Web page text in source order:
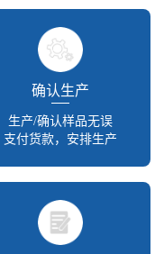
确认生产
生产/确认样品无误
支付货款，安排生产